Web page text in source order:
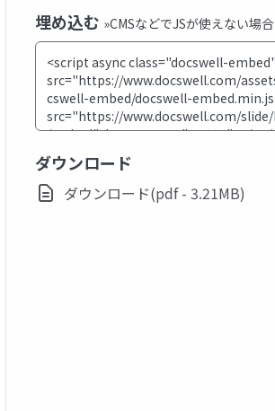
埋め込む »CMSなどでJSが使えない場合
ダウンロード
ダウンロード(pdf - 3.21MB)